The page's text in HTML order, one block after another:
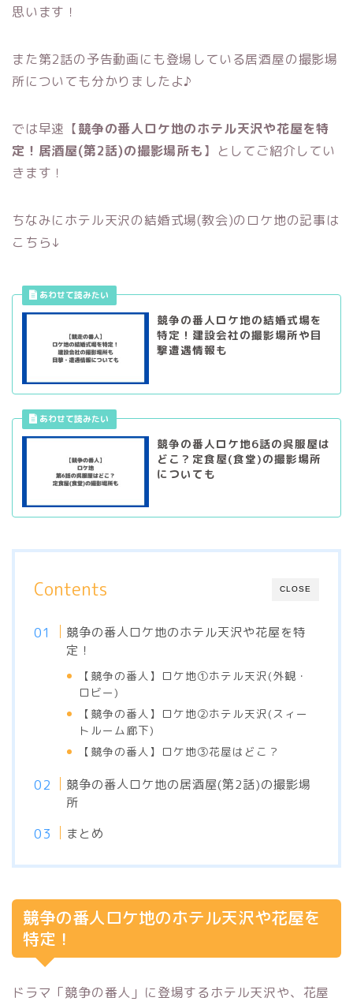
思います！
また第2話の予告動画にも登場している居酒屋の撮影場
所についても分かりましたよ♪
では早速【競争の番人ロケ地のホテル天沢や花屋を特
定！居酒屋(第2話)の撮影場所も】としてご紹介してい
きます！
ちなみにホテル天沢の結婚式場(教会)のロケ地の記事は
こちら↓
競争の番人ロケ地の結婚式場を
特定！建設会社の撮影場所や目
撃遭遇情報も
競争の番人ロケ地6話の呉服屋は
どこ？定食屋(食堂)の撮影場所
についても
CLOSE
Contents
競争の番人ロケ地のホテル天沢や花屋を特
定！
【競争の番人】ロケ地①ホテル天沢(外観・
ロビー)
【競争の番人】ロケ地②ホテル天沢(スィー
トルーム廊下)
【競争の番人】ロケ地③花屋はどこ？
競争の番人ロケ地の居酒屋(第2話)の撮影場
所
まとめ
競争の番人ロケ地のホテル天沢や花屋を
特定！
ドラマ「競争の番人」に登場するホテル天沢や、花屋